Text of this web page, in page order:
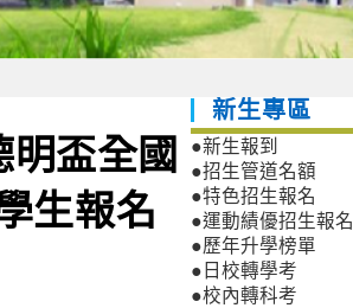
盃全國
生報名
新生專區
●新生報到
●招生管道名額
●特色招生報名
●運動績優招生報名
●歷年升學榜單
●日校轉學考
●校內轉科考